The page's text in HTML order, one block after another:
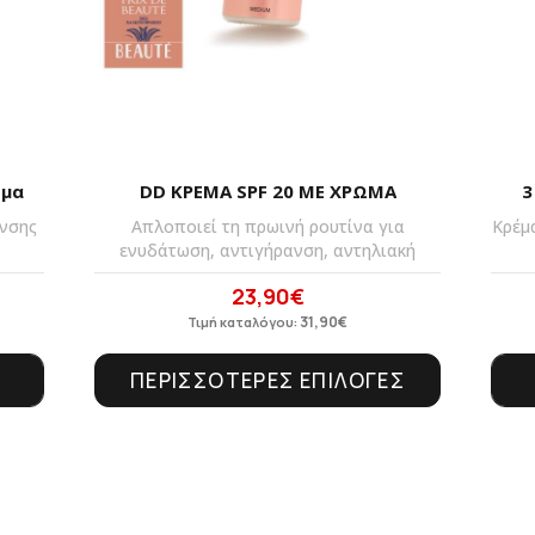
DD ΚΡΕΜΑ SPF 20 ΜΕ ΧΡΩΜΑ
Απλοποιεί τη πρωινή ρουτίνα για
ενυδάτωση, αντιγήρανση, αντηλιακή
Original
price
was:
31,90€.
23,90€Η
τρέχουσα
τιμή
είναι:
23,90€.
Τιμή καταλόγου: 31,90€
ΠΕΡΙΣΣΟΤΕΡΕΣ ΕΠΙΛΟΓΕΣ